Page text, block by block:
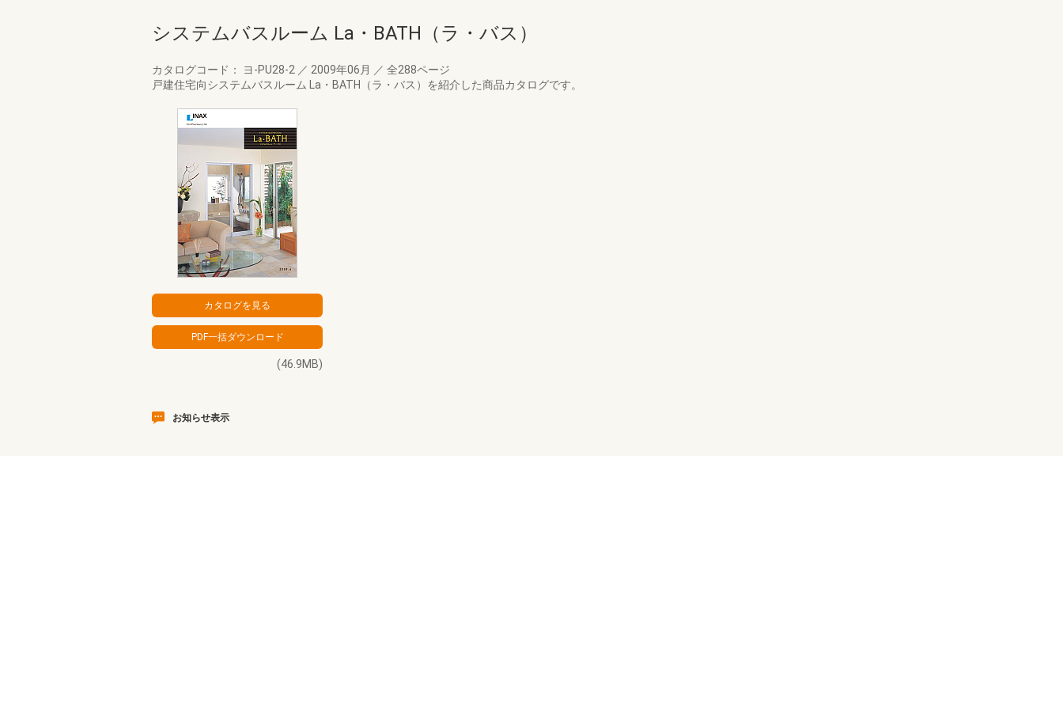
システムバスルーム La・BATH（ラ・バス）
カタログコード： ヨ-PU28-2 ／ 2009年06月 ／ 全288ページ
戸建住宅向システムバスルーム La・BATH（ラ・バス）を紹介した商品カタログです。
(46.9MB)
お知らせ表示